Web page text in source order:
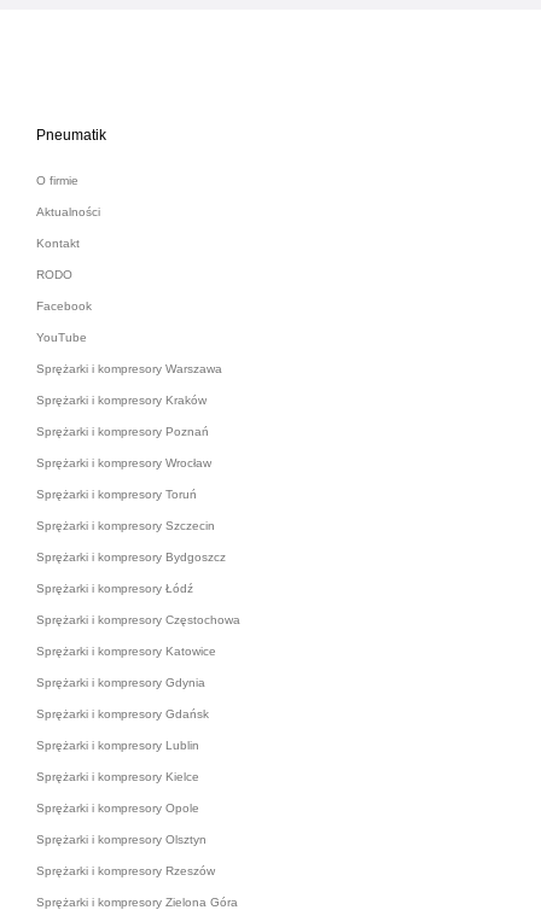
Pneumatik
O firmie
Aktualności
Kontakt
RODO
Facebook
YouTube
Sprężarki i kompresory Warszawa
Sprężarki i kompresory Kraków
Sprężarki i kompresory Poznań
Sprężarki i kompresory Wrocław
Sprężarki i kompresory Toruń
Sprężarki i kompresory Szczecin
Sprężarki i kompresory Bydgoszcz
Sprężarki i kompresory Łódź
Sprężarki i kompresory Częstochowa
Sprężarki i kompresory Katowice
Sprężarki i kompresory Gdynia
Sprężarki i kompresory Gdańsk
Sprężarki i kompresory Lublin
Sprężarki i kompresory Kielce
Sprężarki i kompresory Opole
Sprężarki i kompresory Olsztyn
Sprężarki i kompresory Rzeszów
Sprężarki i kompresory Zielona Góra